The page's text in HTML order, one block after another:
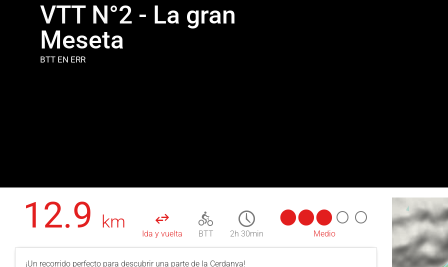
VTT N°2 - La gran
Meseta
BTT EN ERR
12.9 km
Ida y vuelta BTT 2h 30min Medio
¡Un recorrido perfecto para descubrir una parte de la Cerdanya!